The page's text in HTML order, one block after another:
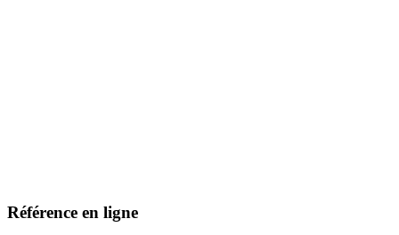
Référence en ligne